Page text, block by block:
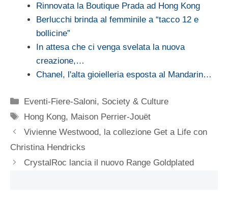
Rinnovata la Boutique Prada ad Hong Kong
Berlucchi brinda al femminile a “tacco 12 e
bollicine”
In attesa che ci venga svelata la nuova
creazione,…
Chanel, l'alta gioielleria esposta al Mandarin…
Categorie
Eventi-Fiere-Saloni, Society & Culture
Tag
Hong Kong, Maison Perrier-Jouët
Vivienne Westwood, la collezione Get a Life con
Christina Hendricks
CrystalRoc lancia il nuovo Range Goldplated